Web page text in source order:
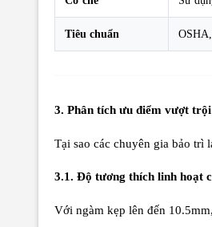
Tiêu chuẩn
3. Phân tích ưu điểm vượt
Tại sao các chuyên gia bảo trì
3.1. Độ tương thích linh hoạt
Với ngàm kẹp lên đến